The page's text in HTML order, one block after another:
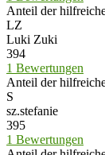
Anteil der
LZ
Luki Zuki
394
1 Bewertungen
Anteil der
S
sz.stefanie
395
1 Bewertungen